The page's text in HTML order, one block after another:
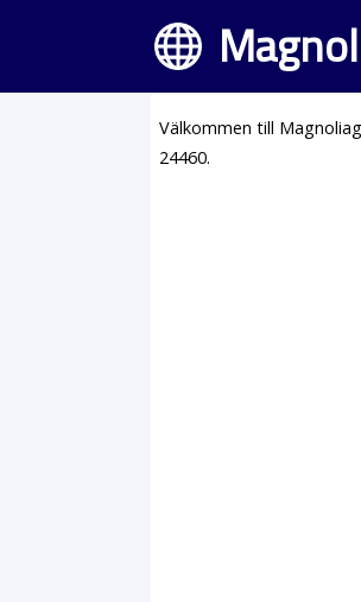
Välkommen till
24460.